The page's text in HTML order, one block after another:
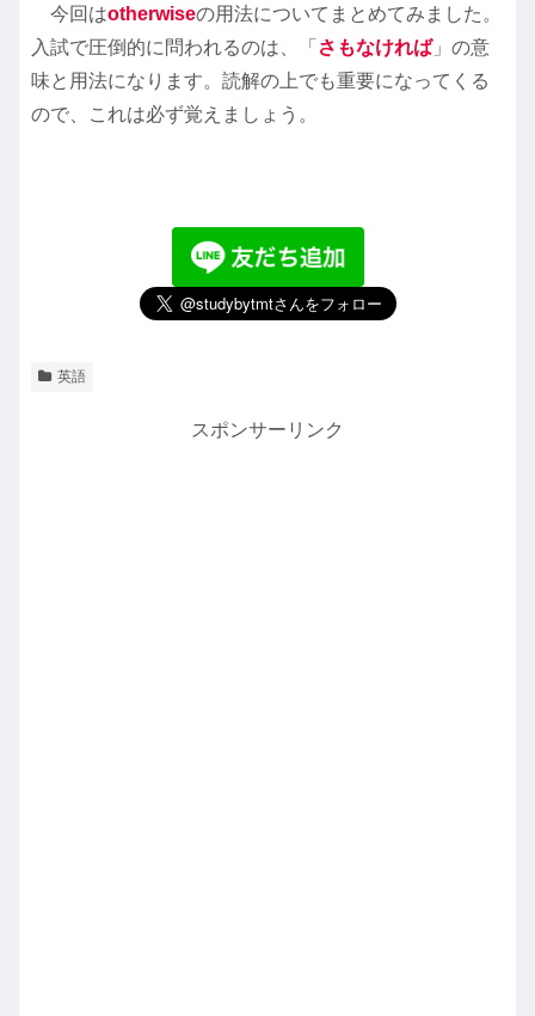
今回はotherwiseの用法についてまとめてみました。
入試で圧倒的に問われるのは、「 さもなければ」の意
味と用法になります。読解の上でも重要になってくる
ので、これは必ず覚えましょう。
英語
スポンサーリンク